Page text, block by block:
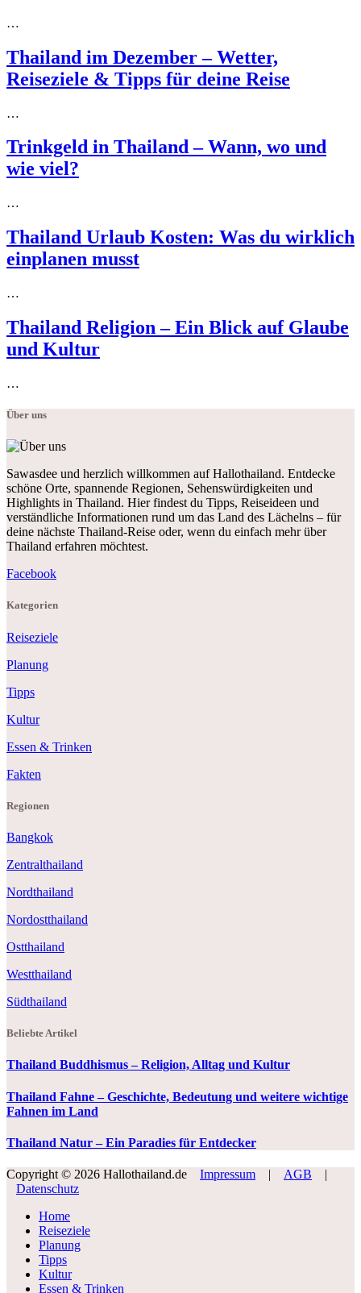
…
Thailand im Dezember – Wetter,
Reiseziele & Tipps für deine Reise
…
Trinkgeld in Thailand – Wann, wo und
wie viel?
…
Thailand Urlaub Kosten: Was du wirklich
einplanen musst
…
Thailand Religion – Ein Blick auf Glaube
und Kultur
…
Über uns
Sawasdee und herzlich willkommen auf Hallothailand. Entdecke
schöne Orte, spannende Regionen, Sehenswürdigkeiten und
Highlights in Thailand. Hier findest du Tipps, Reiseideen und
verständliche Informationen rund um das Land des Lächelns – für
deine nächste Thailand-Reise oder, wenn du einfach mehr über
Thailand erfahren möchtest.
Facebook
Kategorien
Reiseziele
Planung
Tipps
Kultur
Essen & Trinken
Fakten
Regionen
Bangkok
Zentralthailand
Nordthailand
Nordostthailand
Ostthailand
Westthailand
Südthailand
Beliebte Artikel
Thailand Buddhismus – Religion, Alltag und Kultur
Thailand Fahne – Geschichte, Bedeutung und weitere wichtige
Fahnen im Land
Thailand Natur – Ein Paradies für Entdecker
Copyright © 2026 Hallothailand.de Impressum | AGB
|
Datenschutz
Home
Reiseziele
Planung
Tipps
Kultur
Essen & Trinken